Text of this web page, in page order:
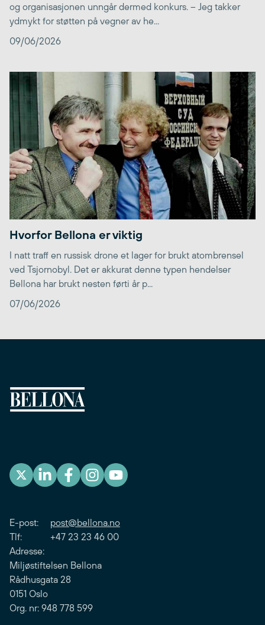
og organisasjonen unngår dermed konkurs. – Jeg takker
ydmykt for støtten på vegner av he...
09/06/2026
Hvorfor Bellona er viktig
I natt traff en russisk drone et lager for brukt atombrensel
ved Tsjornobyl. Det er akkurat denne typen hendelser
Bellona har brukt nesten førti år p...
07/06/2026
E-post: post@bellona.no
Tlf: +47 23 23 46 00
Adresse:
Miljøstiftelsen Bellona
Rådhusgata 28
0151 Oslo
Org. nr: 948 778 599